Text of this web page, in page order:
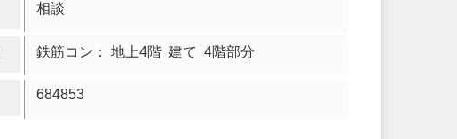
相談
鉄筋コン： 地上4階 建て 4階部分
684853